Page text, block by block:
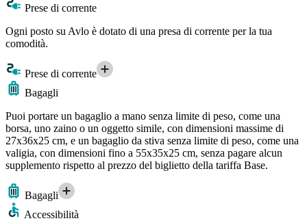
Prese di corrente
Ogni posto su Avlo è dotato di una presa di corrente per la tua
comodità.
Prese di corrente
Bagagli
Puoi portare un bagaglio a mano senza limite di peso, come una
borsa, uno zaino o un oggetto simile, con dimensioni massime di
27x36x25 cm, e un bagaglio da stiva senza limite di peso, come una
valigia, con dimensioni fino a 55x35x25 cm, senza pagare alcun
supplemento rispetto al prezzo del biglietto della tariffa Base.
Bagagli
Accessibilità